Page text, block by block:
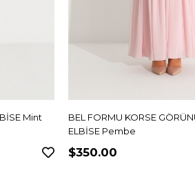
Mint
BEL FORMU KORSE
ELBİSE Pembe
$350.00